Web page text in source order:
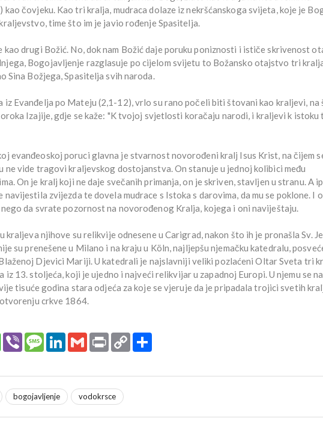
kao čovjeku. Kao tri kralja, mudraca dolaze iz nekršćanskoga svijeta, koje je
time što im je javio rođenje Spasitelja.
kao drugi Božić. No, dok nam Božić daje poruku poniznosti i ističe skrivenost
Bogojavljenje razglasuje po cijelom svijetu to Božansko otajstvo tri
Sina Božjega, Spasitelja svih naroda.
iz Evanđelja po Mateju (2,1-12), vrlo su rano počeli biti štovani kao kraljevi, na
Izajije, gdje se kaže: "K tvojoj svjetlosti koračaju narodi, i kraljevi k istoku
evanđeoskoj poruci glavna je stvarnost novorođeni kralj Isus Krist, na čijem
ne vide tragovi kraljevskog dostojanstva. On stanuje u jednoj kolibici među
On je kralj koji ne daje svečanih primanja, on je skriven, stavljen u stranu. A
zvijezda te dovela mudrace s Istoka s darovima, da mu se poklone. I
nego da svrate pozornost na novorođenog Kralja, kojega i oni naviještaju.
kraljeva njihove su relikvije odnesene u Carigrad, nakon što ih je pronašla Sv.
su prenešene u Milano i na kraju u Köln, najljepšu njemačku katedralu,
Djevici Mariji. U katedrali je najslavniji veliki pozlaćeni Oltar Sveta tri
iz 13. stoljeća, koji je ujedno i najveći relikvijar u zapadnoj Europi. U njemu se
tisuće godina stara odjeća za koje se vjeruje da je pripadala trojici svetih
crkve 1864.
WhatsApp
Viber MessageLinkedInGmail Print Copy
Link
bogojavljenje vodokrsce